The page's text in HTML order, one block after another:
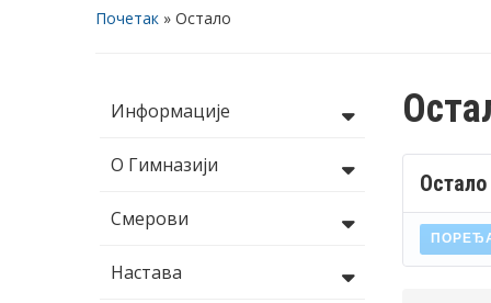
Почетак » Остало
Информације
О Гимназији
Смерови
Настава
Остало